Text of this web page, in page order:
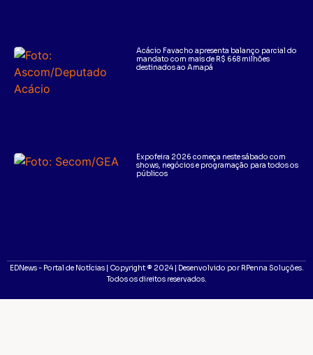
Acácio Favacho apresenta balanço parcial do
mandato com mais de R$ 668 milhões
destinados ao Amapá
Expofeira 2026 começa neste sábado com
shows, negócios e programação para todos os
públicos
EDNews - Portal de Notícias | Copyright ® 2024 | Desenvolvido por RPenna Soluções.
Todos os direitos reservados.